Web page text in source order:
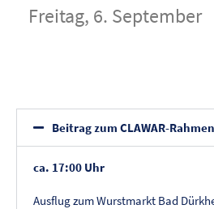
Freitag, 6. September
Beitrag zum CLAWAR-
ca. 17:00 Uhr
Ausflug zum Wurstmarkt Bad